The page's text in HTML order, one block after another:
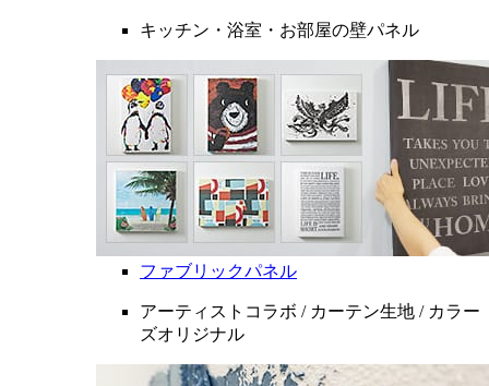
キッチン・浴室・お部屋の壁パネル
ファブリックパネル
アーティストコラボ / カーテン生地 / カラー
ズオリジナル